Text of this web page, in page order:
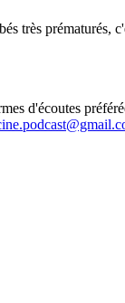
très prématurés,
d'écoutes